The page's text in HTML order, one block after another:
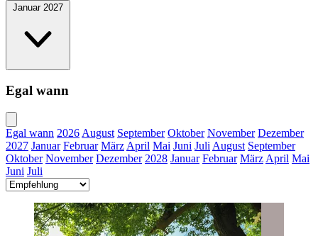
Januar 2027
Egal wann
Egal wann 2026 August September Oktober November Dezember
2027 Januar Februar März April Mai Juni Juli August September
Oktober November Dezember 2028 Januar Februar März April Mai
Juni Juli